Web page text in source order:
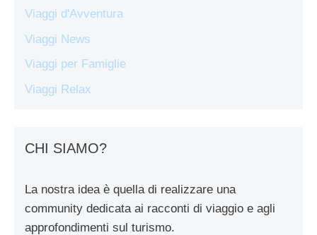
Viaggi d'Avventura
Viaggi News
Viaggi per Famiglie
Viaggi Relax
CHI SIAMO?
La nostra idea è quella di realizzare una
community dedicata ai racconti di viaggio e agli
approfondimenti sul turismo.